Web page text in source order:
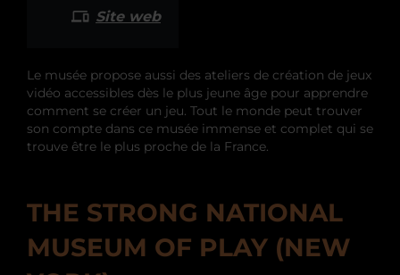
Site web
Le musée propose aussi des ateliers de création de jeux
vidéo accessibles dès le plus jeune âge pour apprendre
comment se créer un jeu. Tout le monde peut trouver
son compte dans ce musée immense et complet qui se
trouve être le plus proche de la France.
THE STRONG NATIONAL
MUSEUM OF PLAY (NEW